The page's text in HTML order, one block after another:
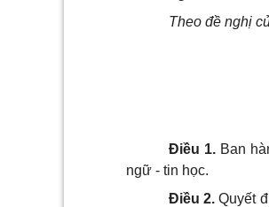
Theo đề nghị
Điều 1.Ban
ngữ - tin học.
Điều 2. Quyết